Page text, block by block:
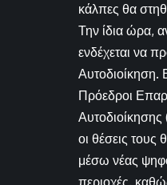
κάλπες θα
Την ίδια ώρα,
ενδέχεται να
Αυτοδιοίκηση.
Πρόεδροι
οι θέσεις
μέσω νέας